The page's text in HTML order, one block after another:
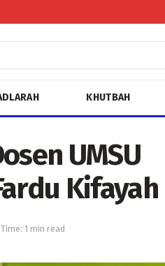
KHUTBAH
UMSU
Kifayah
1 min read